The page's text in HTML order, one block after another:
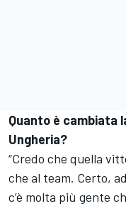
Quanto è cambiata
Ungheria?
“Credo che quella
che al team. Certo,
c’è molta più gente